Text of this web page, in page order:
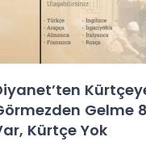
Gelme
Kürtçe Yok